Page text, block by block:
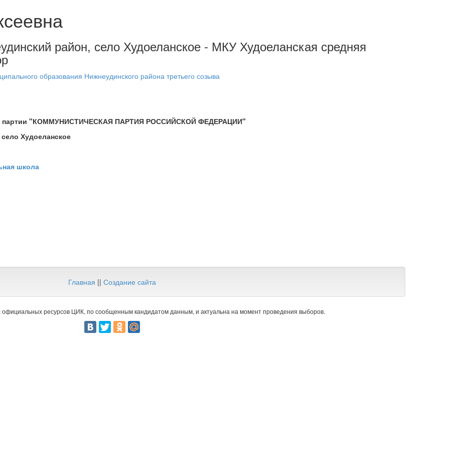
район, село Худоеланское - МКУ Худоеланская средняя
образования Нижнеудинского района третьего созыва
партии "КОММУНИСТИЧЕСКАЯ ПАРТИЯ РОССИЙСКОЙ ФЕДЕРАЦИИ"
Худоеланское
школа
Главная || Создание сайта
ресурсов ЦИК, по сообщенным кандидатом данным, и актуальна на момент проведения выборов.